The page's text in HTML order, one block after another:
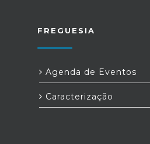
FREGUESIA
Agenda de Eventos
Caracterização